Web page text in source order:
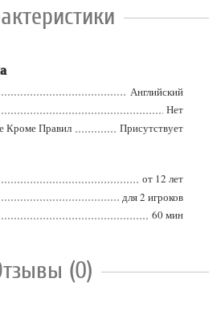
Английский
Нет
Правил
Присутствует
от 12 лет
для 2 игроков
60 мин
(0)